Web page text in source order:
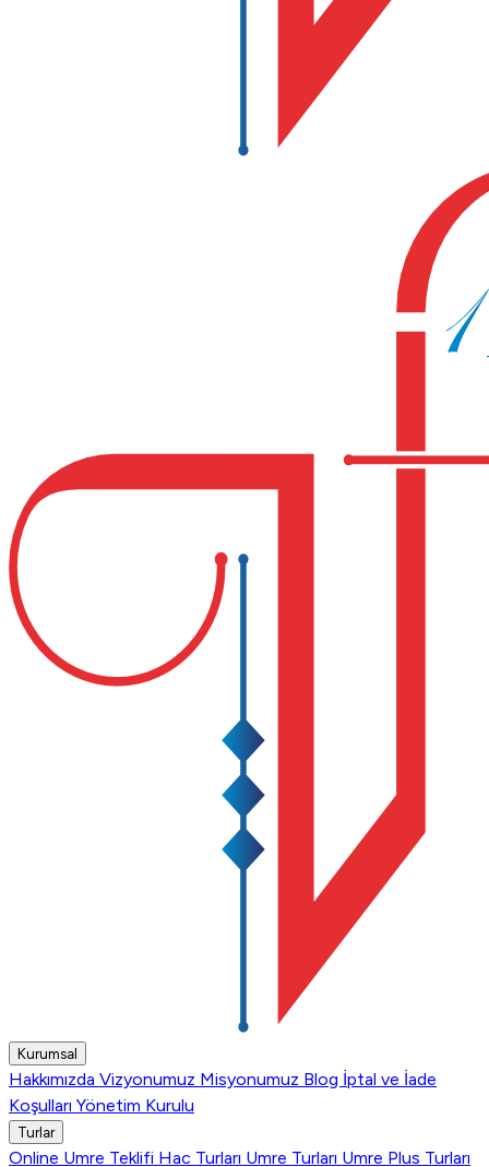
Kurumsal
Hakkımızda Vizyonumuz Misyonumuz Blog İptal ve İade
Koşulları Yönetim Kurulu
Turlar
Online Umre Teklifi Hac Turları Umre Turları Umre Plus Turları